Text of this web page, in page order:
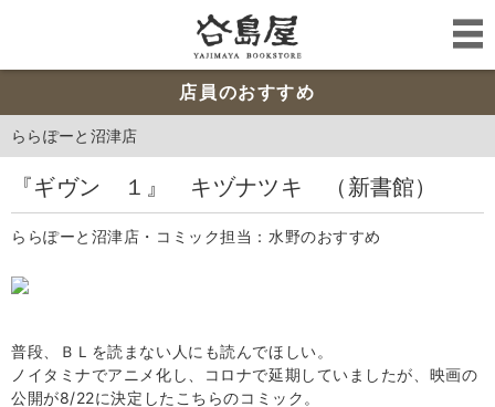
店員のおすすめ
ららぽーと沼津店
『ギヴン １』 キヅナツキ （新書館）
ららぽーと沼津店・コミック担当：水野のおすすめ
普段、ＢＬを読まない人にも読んでほしい。
ノイタミナでアニメ化し、コロナで延期していましたが、映画の
公開が8/22に決定したこちらのコミック。